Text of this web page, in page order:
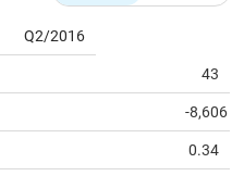
Q2/2016
43
-8,606
0.34
Người liên quan